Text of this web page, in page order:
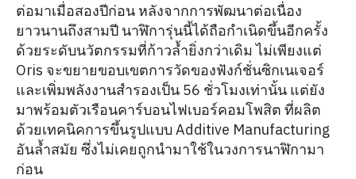
ต่อมาเมื่อสองปีก่อน หลังจากการพัฒนาต่อเนื่อง
ยาวนานถึงสามปี นาฬิการุ่นนี้ได้ถือกำเนิดขึ้นอีกครั้ง
ด้วยระดับนวัตกรรมที่ก้าวล้ำยิ่งกว่าเดิม ไม่เพียงแต่
Oris จะขยายขอบเขตการวัดของฟังก์ชั่นซิกเนเจอร์
และเพิ่มพลังงานสำรองเป็น 56 ชั่วโมงเท่านั้น แต่ยัง
มาพร้อมตัวเรือนคาร์บอนไฟเบอร์คอมโพสิต ที่ผลิต
ด้วยเทคนิคการขึ้นรูปแบบ Additive Manufacturing
อันล้ำสมัย ซึ่งไม่เคยถูกนำมาใช้ในวงการนาฬิกามา
ก่อน